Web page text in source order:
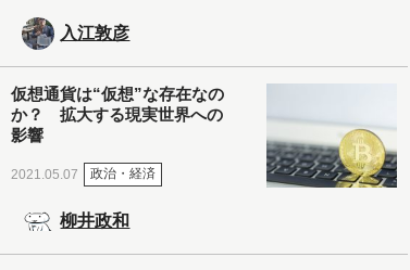
入江敦彦
仮想通貨は“仮想”な存在なの
か？ 拡大する現実世界への
影響
2021.05.07 政治・経済
柳井政和